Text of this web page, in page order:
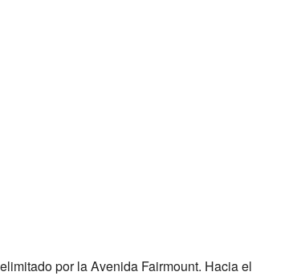
por la Avenida Fairmount. Hacia el